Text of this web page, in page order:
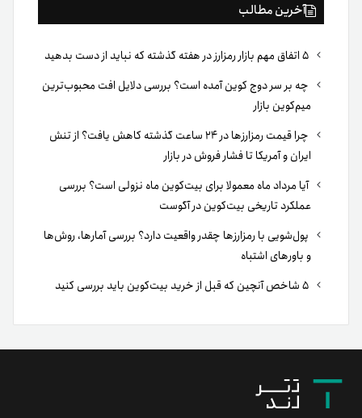
آخرین مطالب
چه بر سر دوج کوین آمده است؟ بررسی دلایل افت محبوب‌ترین
میم‌کوین بازار
چرا قیمت رمزارزها در ۲۴ ساعت گذشته کاهش یافت؟ از تنش
ایران و آمریکا تا فشار فروش در بازار
آیا مرداد ماه معمولا برای بیت‌کوین ماه نزولی است؟ بررسی
عملکرد تاریخی بیت‌کوین در آگوست
پول‌شویی با رمزارزها چقدر واقعیت دارد؟ بررسی آمارها، روش‌ها
و باورهای اشتباه